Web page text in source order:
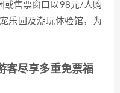
或售票窗口以98元/人购
乐园及潮玩体验馆，为
客尽享多重免票福